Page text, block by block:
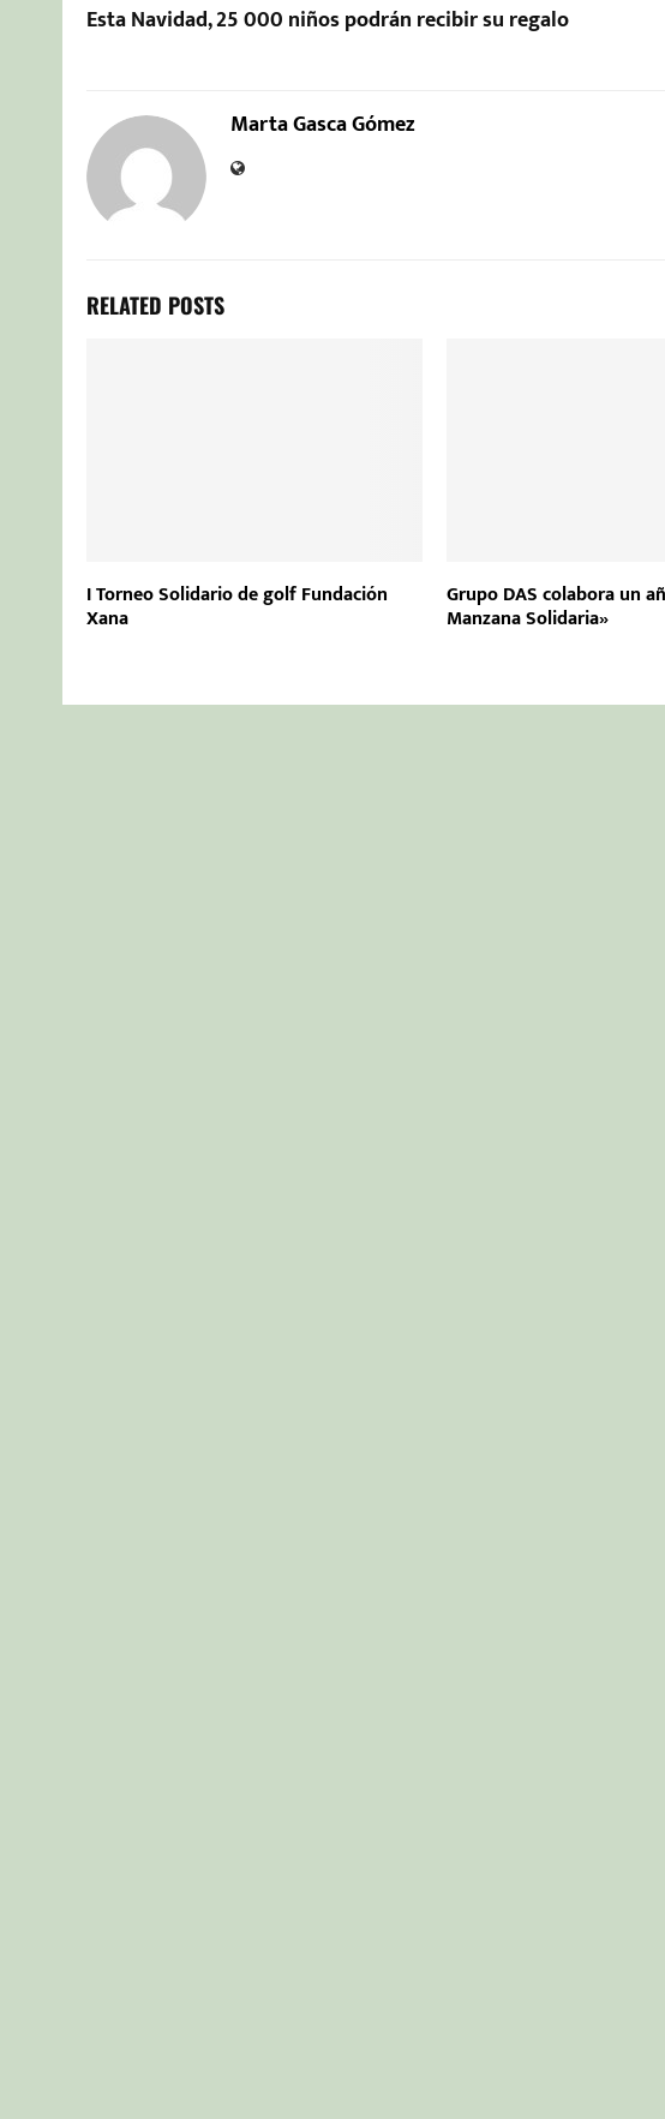
Esta Navidad, 25 000 niños podrán recibir su regalo
Marta Gasca Gómez
RELATED POSTS
I Torneo Solidario de golf Fundación
Xana
Grupo DAS colabora un
Manzana Solidaria»